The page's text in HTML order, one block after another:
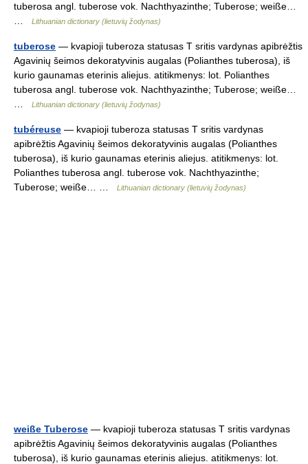
tuberosa angl. tuberose vok. Nachthyazinthe; Tuberose; weiße…
Lithuanian dictionary (lietuvių žodynas)
tuberose — kvapioji tuberoza statusas T sritis vardynas apibrėžtis
Agavinių šeimos dekoratyvinis augalas (Polianthes tuberosa), iš
kurio gaunamas eterinis aliejus. atitikmenys: lot. Polianthes
tuberosa angl. tuberose vok. Nachthyazinthe; Tuberose; weiße…
Lithuanian dictionary (lietuvių žodynas)
tubéreuse — kvapioji tuberoza statusas T sritis vardynas
apibrėžtis Agavinių šeimos dekoratyvinis augalas (Polianthes
tuberosa), iš kurio gaunamas eterinis aliejus. atitikmenys: lot.
Polianthes tuberosa angl. tuberose vok. Nachthyazinthe;
Tuberose; weiße… …
Lithuanian dictionary (lietuvių žodynas)
weiße Tuberose — kvapioji tuberoza statusas T sritis vardynas
apibrėžtis Agavinių šeimos dekoratyvinis augalas (Polianthes
tuberosa), iš kurio gaunamas eterinis aliejus. atitikmenys: lot.